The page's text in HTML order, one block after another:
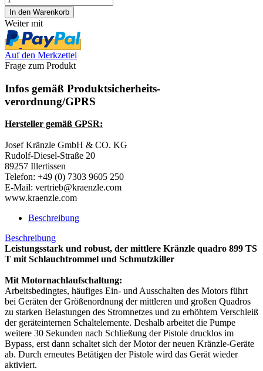
Weiter mit
Auf den Merkzettel
Frage zum Produkt
Infos gemäß Produktsicherheits-
verordnung/GPRS
Hersteller gemäß GPSR:
Josef Kränzle GmbH & CO. KG
Rudolf-Diesel-Straße 20
89257 Illertissen
Telefon: +49 (0) 7303 9605 250
E-Mail: vertrieb@kraenzle.com
www.kraenzle.com
Beschreibung
Beschreibung
Leistungsstark und robust, der mittlere Kränzle quadro 899 TS
T mit Schlauchtrommel und Schmutzkiller
Mit Motornachlaufschaltung:
Arbeitsbedingtes, häufiges Ein- und Ausschalten des Motors führt
bei Geräten der Größenordnung der mittleren und großen Quadros
zu starken Belastungen des Stromnetzes und zu erhöhtem Verschleiß
der geräteinternen Schaltelemente. Deshalb arbeitet die Pumpe
weitere 30 Sekunden nach Schließung der Pistole drucklos im
Bypass, erst dann schaltet sich der Motor der neuen Kränzle-Geräte
ab. Durch erneutes Betätigen der Pistole wird das Gerät wieder
aktiviert.